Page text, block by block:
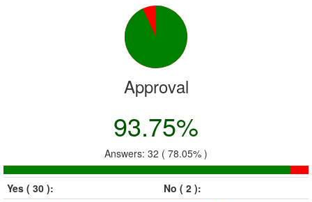
Approval
93.75%
Answers: 32 ( 78.05% )
Yes ( 30 ):
No ( 2 ):